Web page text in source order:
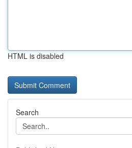
HTML is disabled
Search